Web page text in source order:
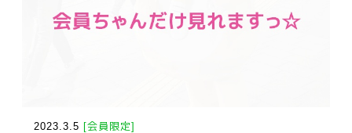
2023.3.5 [会員限定]